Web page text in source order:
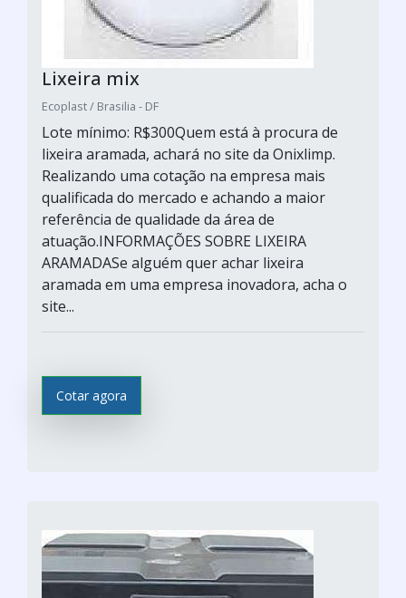
Lixeira mix
Ecoplast / Brasilia - DF
Lote mínimo: R$300Quem está à procura de
lixeira aramada, achará no site da Onixlimp.
Realizando uma cotação na empresa mais
qualificada do mercado e achando a maior
referência de qualidade da área de
atuação.INFORMAÇÕES SOBRE LIXEIRA
ARAMADASe alguém quer achar lixeira
aramada em uma empresa inovadora, acha o
site...
Cotar agora